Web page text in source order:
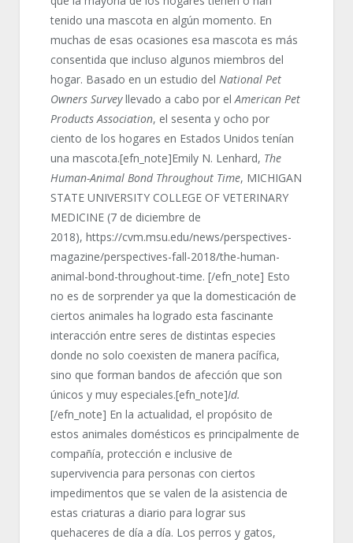
tenido una mascota en algún momento. En
muchas de esas ocasiones esa mascota es más
consentida que incluso algunos miembros del
hogar. Basado en un estudio del National Pet
Owners Surveyllevado a cabo por elAmerican Pet
Products Association, el sesenta y ocho por
ciento de los hogares en Estados Unidos tenían
una mascota.[efn_note]Emily N. Lenhard, The
Human-Animal Bond Throughout Time, MICHIGAN
STATE UNIVERSITY COLLEGE OF VETERINARY
MEDICINE (7 de diciembre de
2018), https://cvm.msu.edu/news/perspectives-
magazine/perspectives-fall-2018/the-human-
animal-bond-throughout-time. [/efn_note] Esto
no es de sorprender ya que la domesticación de
ciertos animales ha logrado esta fascinante
interacción entre seres de distintas especies
donde no solo coexisten de manera pacífica,
sino que forman bandos de afección que son
únicos y muy especiales.[efn_note]Id.
[/efn_note] En la actualidad, el propósito de
estos animales domésticos es principalmente de
compañía, protección e inclusive de
supervivencia para personas con ciertos
impedimentos que se valen de la asistencia de
estas criaturas a diario para lograr sus
quehaceres de día a día. Los perros y gatos,